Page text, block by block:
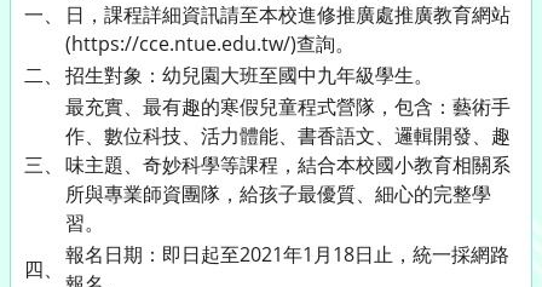
一、
日，課程詳細資訊請至本校進修推廣處推廣教育網站
(https://cce.ntue.edu.tw/)查詢。
二、 招生對象：幼兒園大班至國中九年級學生。
三、
最充實、最有趣的寒假兒童程式營隊，包含：藝術手
作、數位科技、活力體能、書香語文、邏輯開發、趣
味主題、奇妙科學等課程，結合本校國小教育相關系
所與專業師資團隊，給孩子最優質、細心的完整學
習。
四、
報名日期：即日起至2021年1月18日止，統一採網路